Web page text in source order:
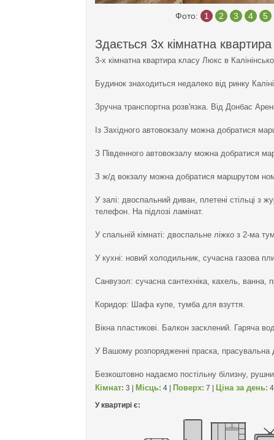
Фото: 1 2 3 4 5
Здається 3х кімнатна
3-х кімнатна квартира класу Люкс в
Будинок знаходиться недалеко від ринку
Зручна транспортна розв'язка. Від Донбас
Із Західного автовокзалу можна добратися
З Південного автовокзалу можна добратися
З ж/д вокзалу можна добратися маршрутом
У залі: двоспальний диван, плетені стільці з
телефон. На підлозі ламінат.
У спальній кімнаті: двоспальне ліжко з 2-ма
У кухні: новий холодильник, сучасна газова
Санвузол: сучасна сантехніка, кахель, ванна,
Коридор: Шафа купе, тумба для взуття.
Вікна пластикові. Балкон засклений. Гаряча
У Вашому розпорядженні праска, прасувальна
Безкоштовно надаємо постільну білизну,
Кімнат: 3 | Місць: 4 | Поверх: 7 | Ціна за день:
У квартирі є: